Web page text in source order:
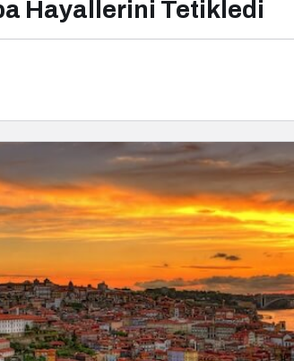
Hayallerini Tetikledi